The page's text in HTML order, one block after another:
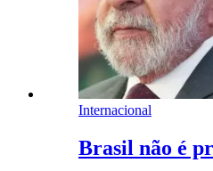
Internacional
Brasil não é